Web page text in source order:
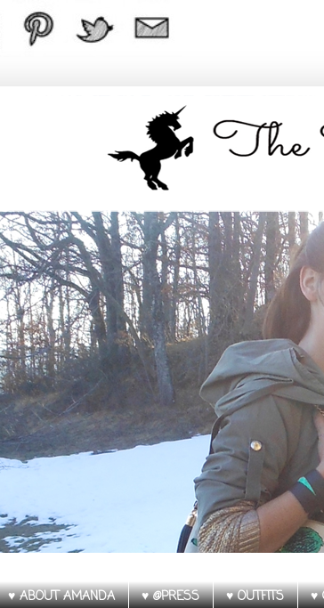
♥ ABOUT AMANDA ♥ @PRESS ♥ OUTFITS ♥